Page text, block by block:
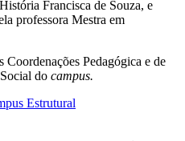
Francisca de Souza, e
professora Mestra em
Pedagógica e de
do campus.
Estrutural